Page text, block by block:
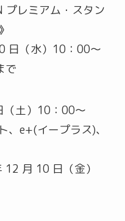
プレミアム・スタン
日（水）10：00～
で
土）10：00～
、e+(イープラス)、
月 10 日（金）